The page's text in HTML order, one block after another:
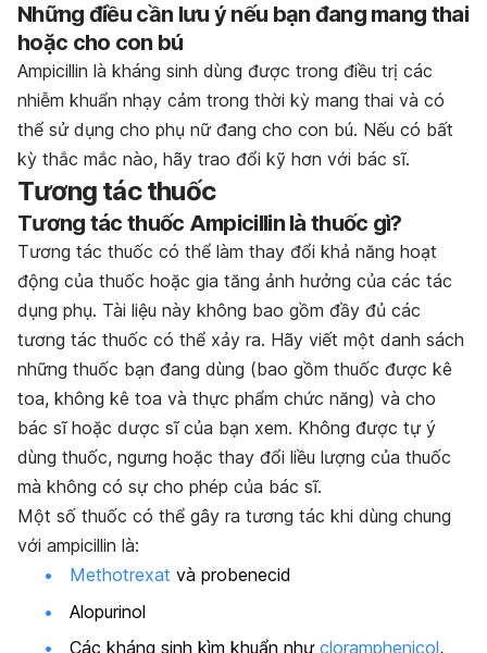
Những điều cần lưu ý nếu bạn đang mang thai
hoặc cho con bú
Ampicillin là kháng sinh dùng được trong điều trị các
nhiễm khuẩn nhạy cảm trong thời kỳ mang thai và có
thể sử dụng cho phụ nữ đang cho con bú. Nếu có bất
kỳ thắc mắc nào, hãy trao đổi kỹ hơn với bác sĩ.
Tương tác thuốc
Tương tác thuốc Ampicillin là thuốc gì?
Tương tác thuốc có thể làm thay đổi khả năng hoạt
động của thuốc hoặc gia tăng ảnh hưởng của các tác
dụng phụ. Tài liệu này không bao gồm đầy đủ các
tương tác thuốc có thể xảy ra. Hãy viết một danh sách
những thuốc bạn đang dùng (bao gồm thuốc được kê
toa, không kê toa và thực phẩm chức năng) và cho
bác sĩ hoặc dược sĩ của bạn xem. Không được tự ý
dùng thuốc, ngưng hoặc thay đổi liều lượng của thuốc
mà không có sự cho phép của bác sĩ.
Một số thuốc có thể gây ra tương tác khi dùng chung
với ampicillin là:
Methotrexat và probenecid
Alopurinol
Các kháng sinh kìm khuẩn như cloramphenicol,